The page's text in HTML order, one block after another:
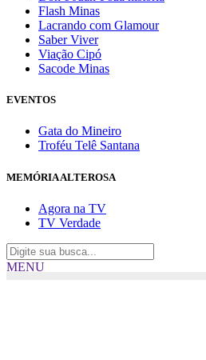
Flash Minas
Lacrando com Glamour
Saber Viver
Viação Cipó
Sacode Minas
EVENTOS
Gata do Mineiro
Troféu Telê Santana
MEMÓRIA ALTEROSA
Agora na TV
TV Verdade
MENU